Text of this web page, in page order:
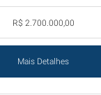
R$ 2.700.000,00
Mais Detalhes